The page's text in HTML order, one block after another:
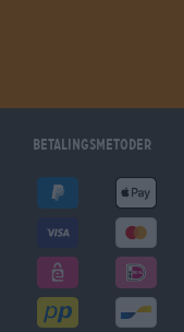
betalingsmetoder